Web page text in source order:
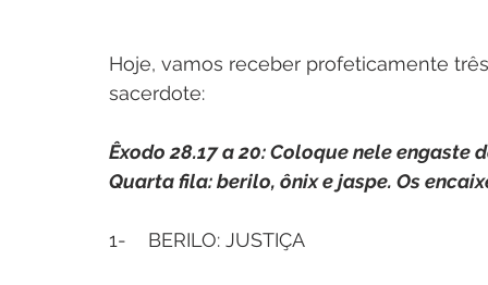
Hoje, vamos receber profeticamente
sacerdote:
Êxodo 28.17 a 20: Coloque nele engaste
Quarta fila: berilo, ônix e jaspe. Os
1-    BERILO: JUSTIÇA